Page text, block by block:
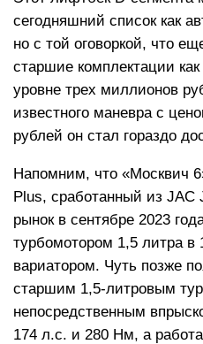
сегодняшний список как
но с той оговоркой, что
старшие комплектации
уровне трех миллионов
известного маневра с
рублей он стал гораздо
Напомним, что «Москвич
Plus, сработанный из JAC
рынок в сентябре 2023
турбомотором 1,5 литра
вариатором. Чуть позже
старшим 1,5-литровым
непосредственным
174 л.с. и 280 Нм, а